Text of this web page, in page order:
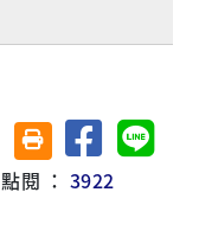
友善列印(另開視窗)
分享至臉書分享
點閱 ：3922